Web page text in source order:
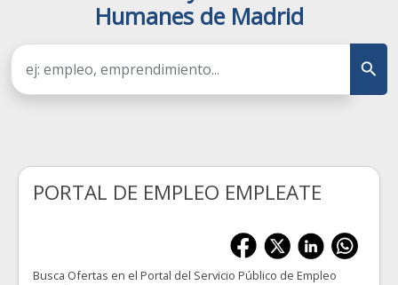
Humanes de Madrid
PORTAL DE EMPLEO EMPLEATE
Busca Ofertas en el Portal del Servicio Público de Empleo